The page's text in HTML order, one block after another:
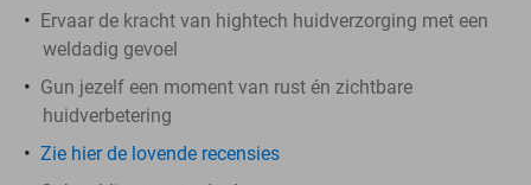
Ervaar de kracht van hightech huidverzorging met een
weldadig gevoel
Gun jezelf een moment van rust én zichtbare
huidverbetering
Zie hier de lovende recensies